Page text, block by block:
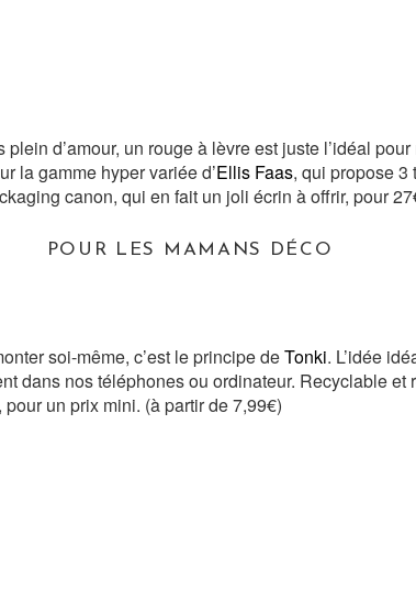
d’amour, un rouge à lèvre est juste l’idéal
la gamme hyper variée d’Ellis Faas, qui propose 3
canon, qui en fait un joli écrin à offrir, pour
POUR LES MAMANS DÉCO
soi-même, c’est le principe deTonki. L’idée
dans nos téléphones ou ordinateur. Recyclable et
un prix mini. (à partir de 7,99€)